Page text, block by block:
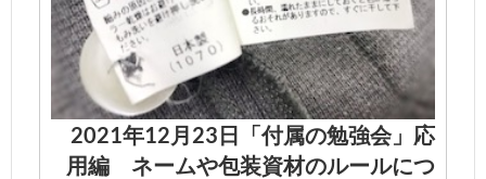
2021年12月23日「付属の勉強会」応
用編 ネームや包装資材のルールにつ